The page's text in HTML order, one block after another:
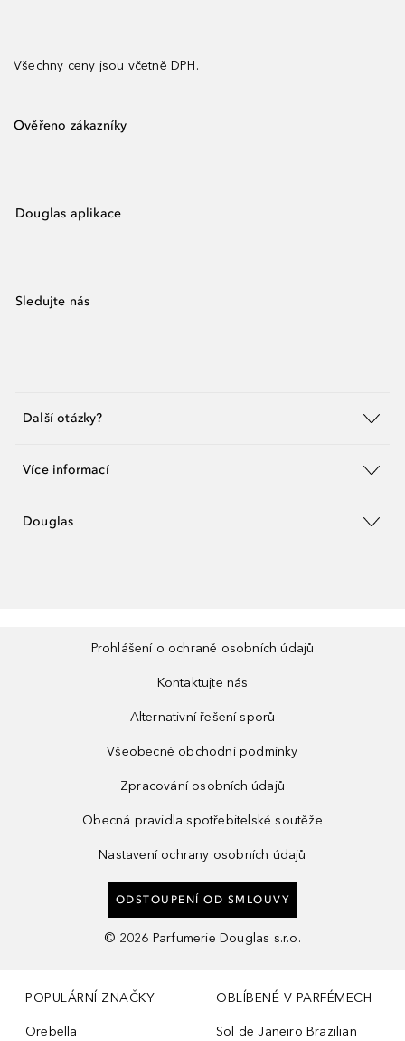
Všechny ceny jsou včetně DPH.
Ověřeno zákazníky
Douglas aplikace
Sledujte nás
Další otázky?
Více informací
Douglas
Prohlášení o ochraně osobních údajů
Kontaktujte nás
Alternativní řešení sporů
Všeobecné obchodní podmínky
Zpracování osobních údajů
Obecná pravidla spotřebitelské soutěže
Nastavení ochrany osobních údajů
ODSTOUPENÍ OD SMLOUVY
© 2026 Parfumerie Douglas s.r.o.
POPULÁRNÍ ZNAČKY
Orebella
OBLÍBENÉ V PARFÉMECH
Sol de Janeiro Brazilian